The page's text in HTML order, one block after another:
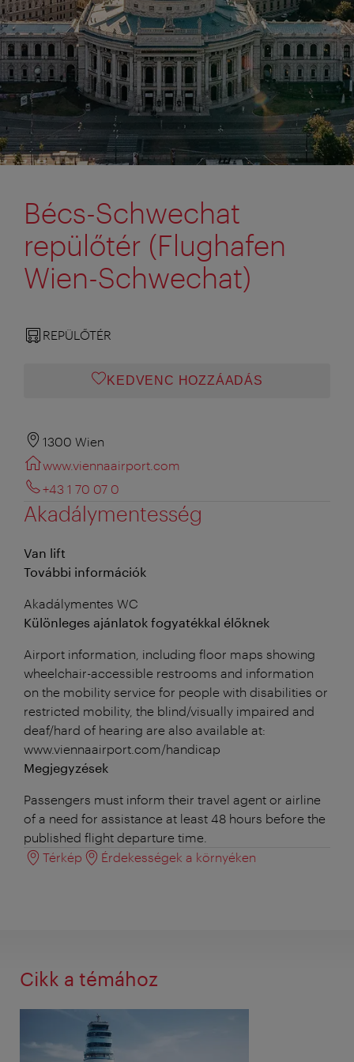
Bécs-Schwechat
repülőtér (Flughafen
Wien-Schwechat)
REPÜLŐTÉR
KEDVENC HOZZÁADÁS
1300 Wien
www.viennaairport.com
+43 1 70 07 0
Akadálymentesség
Van lift
További információk
Akadálymentes WC
Különleges ajánlatok fogyatékkal élőknek
Airport information, including floor maps showing
wheelchair-accessible restrooms and information
on the mobility service for people with disabilities or
restricted mobility, the blind/visually impaired and
deaf/hard of hearing are also available at:
www.viennaairport.com/handicap
Megjegyzések
Passengers must inform their travel agent or airline
of a need for assistance at least 48 hours before the
published flight departure time.
Térkép
Érdekességek a környéken
Cikk a témához